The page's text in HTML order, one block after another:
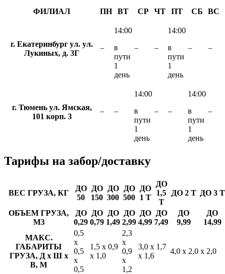
ФИЛИАЛ ПН ВТ СР ЧТ ПТ СБ ВС
г. Екатеринбург ул. ул.
Лукиных, д. 3Г
−
14:00
в
пути
1
день
− −
14:00
в
пути
1
день
− −
г. Тюмень ул. Ямская,
101 корп. 3
− −
14:00
в
пути
1
день
− −
14:00
в
пути
1
день
−
Тарифы на забор/доставку
ВЕС ГРУЗА, КГ
ДО
50
ДО
150
ДО
300
ДО
500
ДО
1 Т
ДО
1,5
Т
ДО 2 Т ДО 3 Т
ОБЪЕМ ГРУЗА,
М3
ДО
0,29
ДО
0,79
ДО
1,49
ДО
2,99
ДО
4,99
ДО
7,49
ДО
9,99
ДО
14,99
МАКС.
ГАБАРИТЫ
ГРУЗА, Д х Ш х
В, М
0,5
х
0,5
х
0,5
1,5 х 0,9
х 1,0
2,3
х
0,9
х
1,2
3,0 х 1,7
х 1,6
4,0 х 2,0 х 2,0